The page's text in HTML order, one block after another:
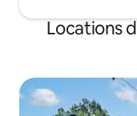
Locations